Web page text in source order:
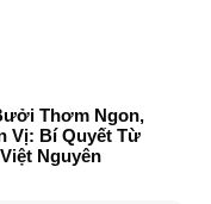
Thơm Ngon,
Vị: Bí Quyết Từ
Nguyên